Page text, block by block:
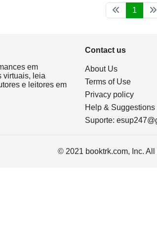
1
em
virtuais, leia
e leitores em
Contact us
About Us
Terms of Use
Privacy policy
Help & Suggestions
Suporte:
© 2021 booktrk.com, Inc. All